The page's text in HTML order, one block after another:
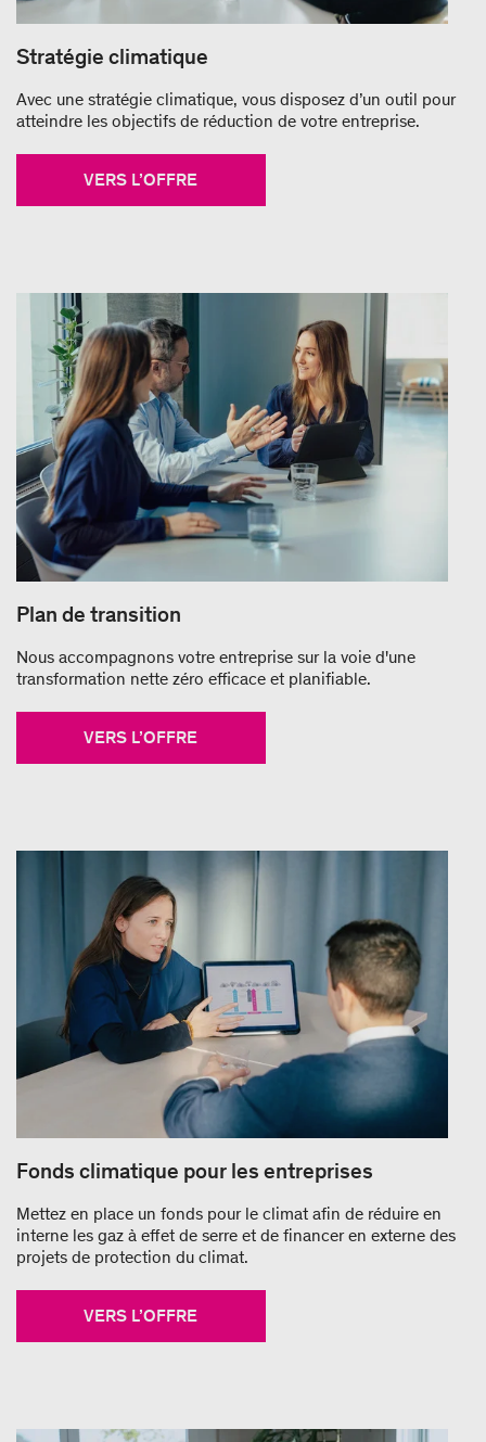
Stratégie climatique
Avec une stratégie climatique, vous disposez d’un outil pour
atteindre les objectifs de réduction de votre entreprise.
VERS L’OFFRE
Plan de transition
Nous accompagnons votre entreprise sur la voie d'une
transformation nette zéro efficace et planifiable.
VERS L’OFFRE
Fonds climatique pour les entreprises
Mettez en place un fonds pour le climat afin de réduire en
interne les gaz à effet de serre et de financer en externe des
projets de protection du climat.
VERS L’OFFRE